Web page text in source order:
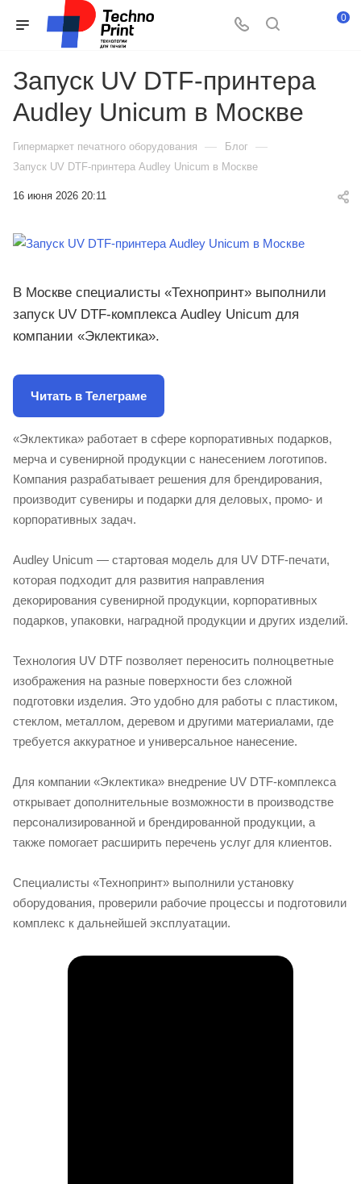
0
Запуск UV DTF-принтера
Audley Unicum в Москве
Гипермаркет печатного оборудования — Блог —
Запуск UV DTF-принтера Audley Unicum в Москве
16 июня 2026 20:11
В Москве специалисты «Технопринт» выполнили
запуск UV DTF-комплекса Audley Unicum для
компании «Эклектика».
Читать в Телеграме
«Эклектика» работает в сфере корпоративных подарков,
мерча и сувенирной продукции с нанесением логотипов.
Компания разрабатывает решения для брендирования,
производит сувениры и подарки для деловых, промо- и
корпоративных задач.
Audley Unicum — стартовая модель для UV DTF-печати,
которая подходит для развития направления
декорирования сувенирной продукции, корпоративных
подарков, упаковки, наградной продукции и других изделий.
Технология UV DTF позволяет переносить полноцветные
изображения на разные поверхности без сложной
подготовки изделия. Это удобно для работы с пластиком,
стеклом, металлом, деревом и другими материалами, где
требуется аккуратное и универсальное нанесение.
Для компании «Эклектика» внедрение UV DTF-комплекса
открывает дополнительные возможности в производстве
персонализированной и брендированной продукции, а
также помогает расширить перечень услуг для клиентов.
Специалисты «Технопринт» выполнили установку
оборудования, проверили рабочие процессы и подготовили
комплекс к дальнейшей эксплуатации.